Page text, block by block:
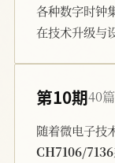
各种数字时钟
在技术升级与
第10期40篇
随着微电子技
CH7106/